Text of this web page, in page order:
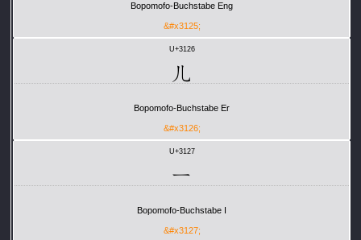
Bopomofo-Buchstabe Eng
&#x3125;
U+3126
ㄦ
Bopomofo-Buchstabe Er
&#x3126;
U+3127
ㄧ
Bopomofo-Buchstabe I
&#x3127;